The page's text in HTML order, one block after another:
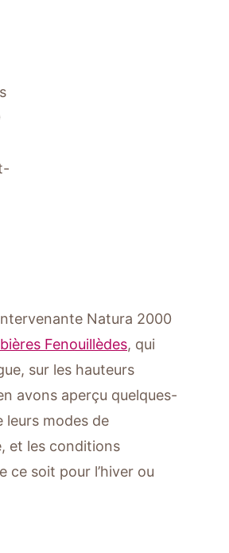
Natura 2000
Fenouillèdes, qui
sur les hauteurs
avons aperçu quelques-
leurs modes de
et les conditions
ce soit pour l’hiver ou